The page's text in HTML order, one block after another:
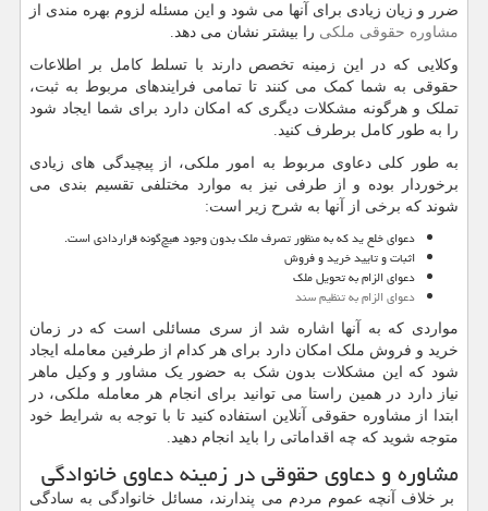
ضرر و زیان زیادی برای آنها می‌ شود و این مسئله لزوم بهره‌ مندی از
مشاوره حقوقی ملکی را بیشتر نشان می ‌دهد.
وکلایی که در این زمینه تخصص دارند با تسلط کامل بر اطلاعات
حقوقی به شما کمک می ‌کنند تا تمامی فرایندهای مربوط به ثبت،
تملک و هرگونه مشکلات دیگری که امکان دارد برای شما ایجاد شود
را به ‌طور کامل برطرف کنید.
به ‌طور کلی دعاوی مربوط به امور ملکی، از پیچیدگی ‌های زیادی
برخوردار بوده و از طرفی نیز به موارد مختلفی تقسیم ‌بندی می‌
شوند که برخی از آنها به شرح زیر است:
دعوای خلع ید که به ‌منظور تصرف ملک بدون وجود هیچ‌گونه قراردادی است.
اثبات و تایید خرید و فروش
دعوای الزام به تحویل ملک
دعوای الزام به تنظیم سند
مواردی که به آنها اشاره شد از سری مسائلی است که در زمان
خرید و فروش ملک امکان دارد برای هر کدام از طرفین معامله ایجاد
شود که این مشکلات بدون شک به حضور یک مشاور و وکیل ماهر
نیاز دارد در همین راستا می ‌توانید برای انجام هر معامله ملکی، در
ابتدا از مشاوره حقوقی آنلاین استفاده کنید تا با توجه به شرایط خود
متوجه شوید که چه اقداماتی را باید انجام دهید.
مشاوره و دعاوی حقوقی در زمینه دعاوی خانوادگی
بر خلاف آنچه عموم مردم می پندارند، مسائل خانوادگی به سادگی